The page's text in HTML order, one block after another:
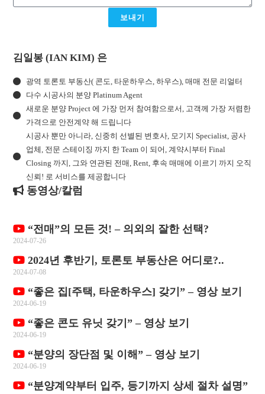
보내기
김일봉 (IAN KIM) 은
광역 토론토 부동산( 콘도, 타운하우스, 하우스), 매매 전문 리얼터
다수 시공사의 분양 Platinum Agent
새로운 분양 Project 에 가장 먼저 참여함으로서, 고객께 가장 저렴한
가격으로 안전계약 해 드립니다
시공사 뿐만 아니라, 신중히 선별된 변호사, 모기지 Specialist, 공사
업체, 전문 스테이징 까지 한 Team 이 되어, 계약시부터 Final
Closing 까지, 그와 연관된 전매, Rent, 후속 매매에 이르기 까지 오직
신뢰! 로 서비스를 제공합니다
동영상/칼럼
“전매”의 모든 것! – 의외의 잘한 선택?
2024-07-26
2024년 후반기, 토론토 부동산은 어디로?..
2024-07-08
“좋은 집[주택, 타운하우스] 갖기” – 영상 보기
2024-06-19
“좋은 콘도 유닛 갖기” – 영상 보기
2024-06-19
“분양의 장단점 및 이해” – 영상 보기
2024-06-19
“분양계약부터 입주, 등기까지 상세 절차 설명”